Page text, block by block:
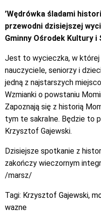
’Wędrówka śladami
przewodni dzisiejszej
Gminny Ośrodek Kultury i
Jest to wycieczka, w której
nauczyciele, seniorzy i
jedną z najstarszych
Wzmianki o powstaniu
Zapoznają się z historią
tym te sakralne. Będzie to
Krzysztof Gajewski.
Dzisiejsze spotkanie z
zakończy wieczornym
/marsz/
Tagi: Krzysztof Gajewski,
wazne